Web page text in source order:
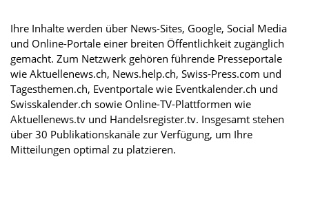
Ihre Inhalte werden über News-Sites, Google, Social Media
und Online-Portale einer breiten Öffentlichkeit zugänglich
gemacht. Zum Netzwerk gehören führende Presseportale
wie Aktuellenews.ch, News.help.ch, Swiss-Press.com und
Tagesthemen.ch, Eventportale wie Eventkalender.ch und
Swisskalender.ch sowie Online-TV-Plattformen wie
Aktuellenews.tv und Handelsregister.tv. Insgesamt stehen
über 30 Publikationskanäle zur Verfügung, um Ihre
Mitteilungen optimal zu platzieren.